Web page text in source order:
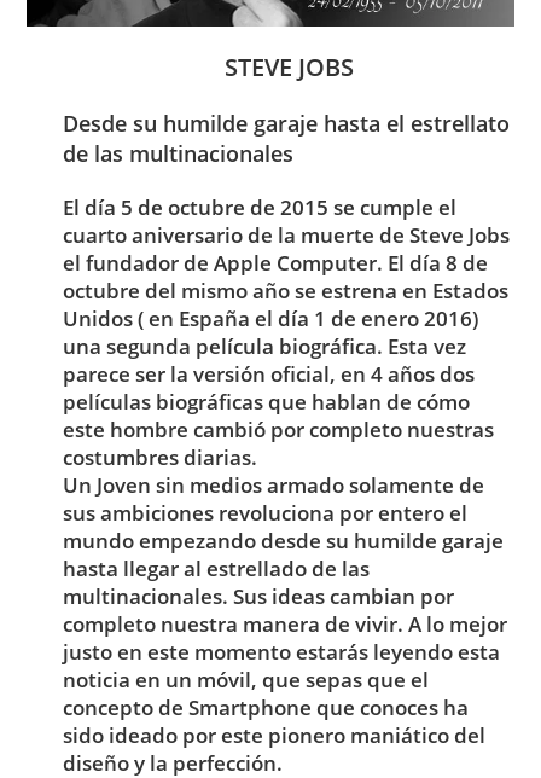
STEVE JOBS
Desde su humilde garaje hasta el estrellato
de las multinacionales
El día 5 de octubre de 2015 se cumple el
cuarto aniversario de la muerte de Steve Jobs
el fundador de Apple Computer. El día 8 de
octubre del mismo año se estrena en Estados
Unidos ( en España el día 1 de enero 2016)
una segunda película biográfica. Esta vez
parece ser la versión oficial, en 4 años dos
películas biográficas que hablan de cómo
este hombre cambió por completo nuestras
costumbres diarias.
Un Joven sin medios armado solamente de
sus ambiciones revoluciona por entero el
mundo empezando desde su humilde garaje
hasta llegar al estrellado de las
multinacionales. Sus ideas cambian por
completo nuestra manera de vivir. A lo mejor
justo en este momento estarás leyendo esta
noticia en un móvil, que sepas que el
concepto de Smartphone que conoces ha
sido ideado por este pionero maniático del
diseño y la perfección.